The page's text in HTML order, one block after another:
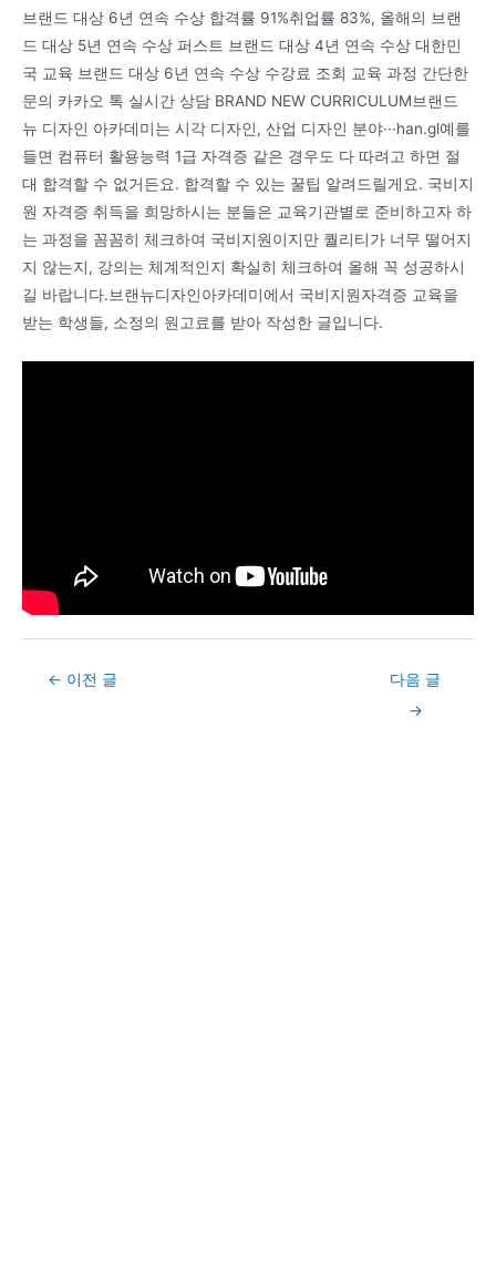
브랜드 대상 6년 연속 수상 합격률 91%취업률 83%, 올해의 브랜
드 대상 5년 연속 수상 퍼스트 브랜드 대상 4년 연속 수상 대한민
국 교육 브랜드 대상 6년 연속 수상 수강료 조회 교육 과정 간단한
문의 카카오 톡 실시간 상담 BRAND NEW CURRICULUM브랜드
뉴 디자인 아카데미는 시각 디자인, 산업 디자인 분야···han.gl예를
들면 컴퓨터 활용능력 1급 자격증 같은 경우도 다 따려고 하면 절
대 합격할 수 없거든요. 합격할 수 있는 꿀팁 알려드릴게요. 국비지
원 자격증 취득을 희망하시는 분들은 교육기관별로 준비하고자 하
는 과정을 꼼꼼히 체크하여 국비지원이지만 퀄리티가 너무 떨어지
지 않는지, 강의는 체계적인지 확실히 체크하여 올해 꼭 성공하시
길 바랍니다.브랜뉴디자인아카데미에서 국비지원자격증 교육을
받는 학생들, 소정의 원고료를 받아 작성한 글입니다.
Post← 이전 글
다음 글
→